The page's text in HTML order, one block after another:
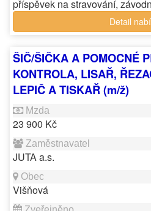
příspěvek na stravování,
Detail
ŠIČ/ŠIČKA A POMOCNÉ
KONTROLA, LISAŘ,
LEPIČ A TISKAŘ (m/ž)
23 900 Kč
JUTA a.s.
Višňová